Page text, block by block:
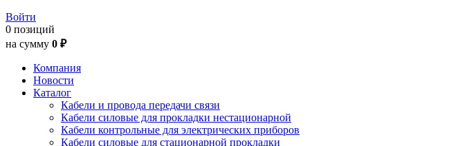
Войти
0 позиций
на сумму 0 ₽
Компания
Новости
Каталог
Кабели и провода передачи связи
Кабели силовые для прокладки нестационарной
Кабели контрольные для электрических приборов
Кабели силовые для стационарной прокладки